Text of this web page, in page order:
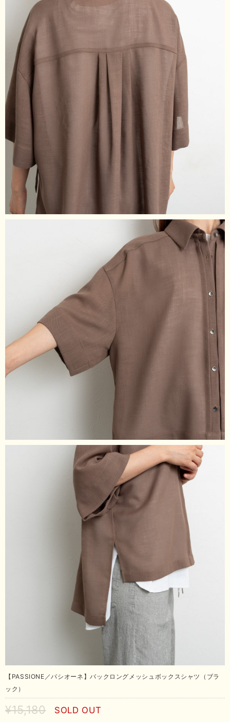
【PASSIONE／パシオーネ】バックロングメッシュボックスシャツ（ブラ
ック）
¥15,180 SOLD OUT